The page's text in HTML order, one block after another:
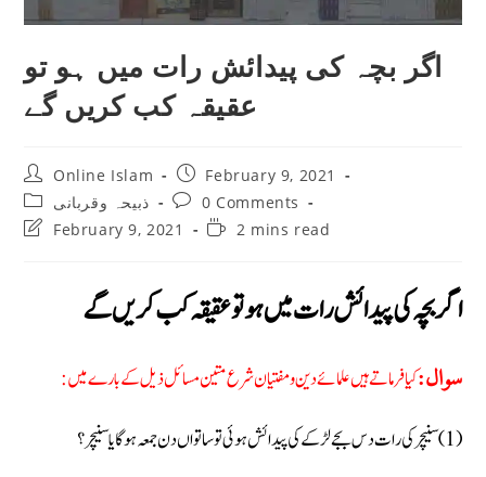
اگر بچہ کی پیدائش رات میں ہو تو
عقیقہ کب کریں گے
Post
author:
Online Islam
Post
published:
February 9, 2021
Post
category:
ذبیحہ وقربانی
Post
comments:
0 Comments
PostFebruary 9, 2021
Reading2 mins read
اگر بچہ کی پیدائش رات میں ہو تو عقیقہ کب کریں گے
سوال:کیا فرماتے ہیں علمائے دین ومفتیان شرع متین مسائل ذیل کے بارے میں:
(1) سنیچر کی رات دس بجے لڑکے کی پیدائش ہوئی تو ساتواں دن جمعہ ہوگا یا سنیچر؟